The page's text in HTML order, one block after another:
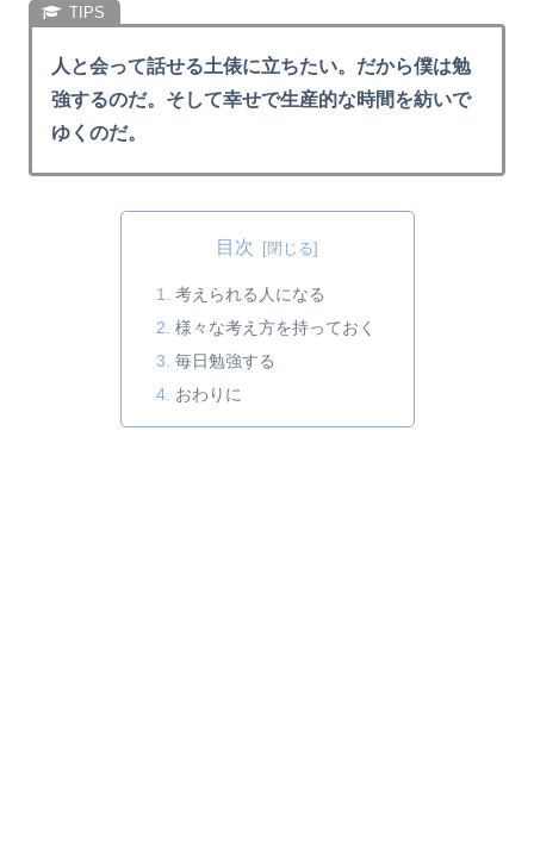
人と会って話せる土俵に立ちたい。だから僕は勉
強するのだ。そして幸せで生産的な時間を紡いで
ゆくのだ。
目次
考えられる人になる
様々な考え方を持っておく
毎日勉強する
おわりに